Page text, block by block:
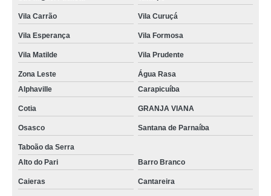
Vila Carrão Vila Curuçá
Vila Esperança Vila Formosa
Vila Matilde Vila Prudente
Zona Leste
Água Rasa
Alphaville
Carapicuíba
Cotia GRANJA VIANA
Osasco Santana de Parnaíba
Taboão da Serra
Alto do Pari
Barro Branco
Caieras Cantareira